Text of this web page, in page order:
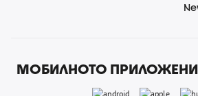
МОБИЛНОТО ПРИЛОЖЕНИЕ